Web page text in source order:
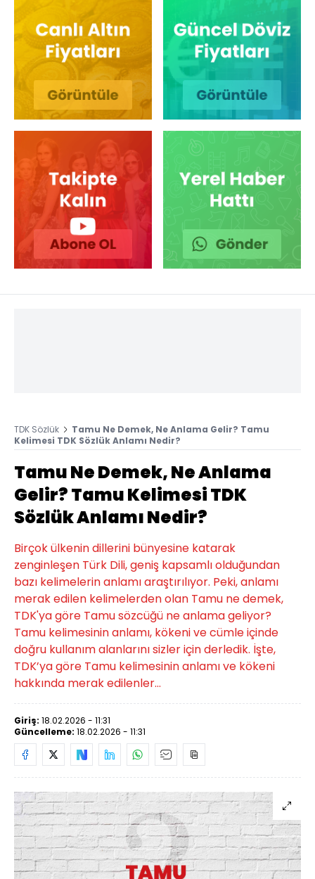
TDK Sözlük
Tamu Ne Demek, Ne Anlama Gelir? Tamu
Kelimesi TDK Sözlük Anlamı Nedir?
Tamu Ne Demek, Ne Anlama
Gelir? Tamu Kelimesi TDK
Sözlük Anlamı Nedir?
Birçok ülkenin dillerini bünyesine katarak
zenginleşen Türk Dili, geniş kapsamlı olduğundan
bazı kelimelerin anlamı araştırılıyor. Peki, anlamı
merak edilen kelimelerden olan Tamu ne demek,
TDK'ya göre Tamu sözcüğü ne anlama geliyor?
Tamu kelimesinin anlamı, kökeni ve cümle içinde
doğru kullanım alanlarını sizler için derledik. İşte,
TDK’ya göre Tamu kelimesinin anlamı ve kökeni
hakkında merak edilenler...
Giriş: 18.02.2026 - 11:31
Güncelleme: 18.02.2026 - 11:31